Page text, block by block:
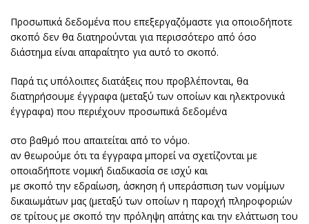
Προσωπικά δεδομένα που επεξεργαζόμαστε για οποιοδήποτε
σκοπό δεν θα διατηρούνται για περισσότερο από όσο
διάστημα είναι απαραίτητο για αυτό το σκοπό.
Παρά τις υπόλοιπες διατάξεις που προβλέπονται, θα
διατηρήσουμε έγγραφα (μεταξύ των οποίων και ηλεκτρονικά
έγγραφα) που περιέχουν προσωπικά δεδομένα
στο βαθμό που απαιτείται από το νόμο.
αν θεωρούμε ότι τα έγγραφα μπορεί να σχετίζονται με
οποιαδήποτε νομική διαδικασία σε ισχύ και
με σκοπό την εδραίωση, άσκηση ή υπεράσπιση των νομίμων
δικαιωμάτων μας (μεταξύ των οποίων η παροχή πληροφοριών
σε τρίτους με σκοπό την πρόληψη απάτης και την ελάττωση του